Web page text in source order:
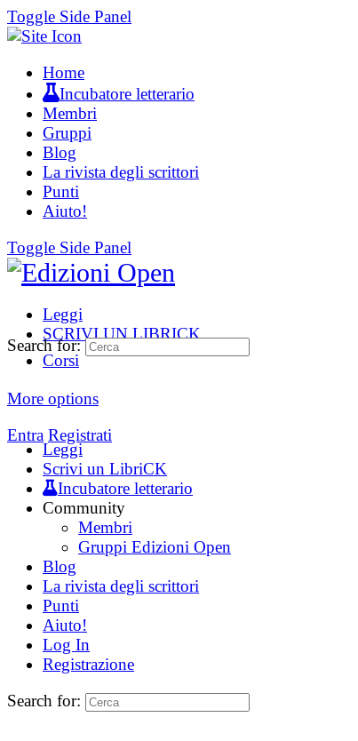
Toggle Side Panel
Home
Incubatore letterario
Membri
Gruppi
Blog
La rivista degli scrittori
Punti
Aiuto!
Toggle Side Panel
Leggi
SCRIVI UN LIBRICK
Corsi
More options
Entra Registrati
Search for:
Leggi
Scrivi un LibriCK
Incubatore letterario
Community
Membri
Gruppi Edizioni Open
Blog
La rivista degli scrittori
Punti
Aiuto!
Log In
Registrazione
Search for: